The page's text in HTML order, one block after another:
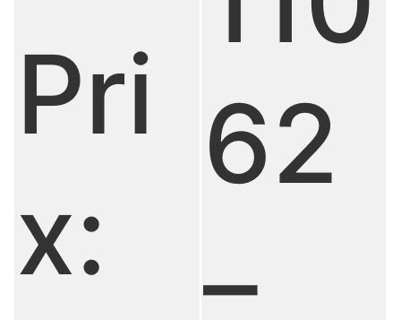
Pri
x:
62
–